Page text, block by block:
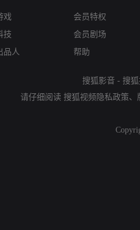
戏
技
品人
会员特权
会员剧场
帮助
搜狐影音 - 搜
请仔细阅读 搜狐视频隐私政策、